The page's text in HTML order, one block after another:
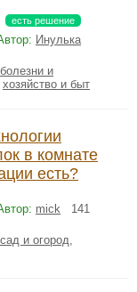
есть решение
Инулька
болезни и
хозяйство и быт
в комнате
есть?
mick 141
сад и огород,